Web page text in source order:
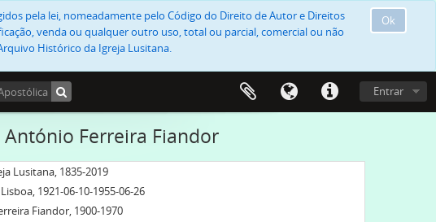
Ok
pela lei, nomeadamente pelo Código do Direito de Autor e Direitos
venda ou qualquer outro uso, total ou parcial, comercial ou não
Histórico da Igreja Lusitana.
Entrar
Ferreira Fiandor
Lusitana, 1835-2019
1921-06-10-1955-06-26
Fiandor, 1900-1970